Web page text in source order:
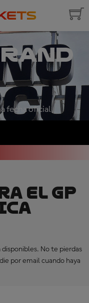
fecha oficial
EL GP
No te pierdas
por email cuando haya